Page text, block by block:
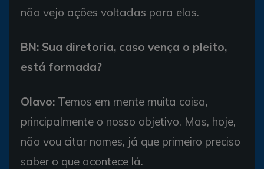
não vejo ações voltadas para elas.
BN: Sua diretoria, caso vença o pleito,
está formada?
Olavo: Temos em mente muita coisa,
principalmente o nosso objetivo. Mas, hoje,
não vou citar nomes, já que primeiro preciso
saber o que acontece lá.